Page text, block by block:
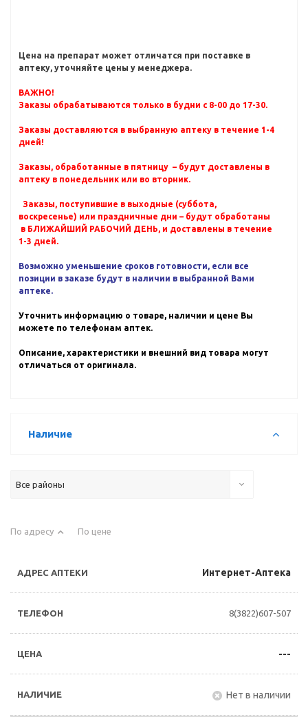
Цена на препарат может отличатся при поставке в
аптеку, уточняйте цены у менеджера.
ВАЖНО!
Заказы обрабатываются только в будни с 8-00 до 17-30.
Заказы доставляются в выбранную аптеку в течение 1-4
дней!
Заказы, обработанные в пятницу – будут доставлены в
аптеку в понедельник или во вторник.
Заказы, поступившие в выходные (суббота,
воскресенье) или праздничные дни – будут обработаны
в БЛИЖАЙШИЙ РАБОЧИЙ ДЕНЬ, и доставлены в течение
1-3 дней.
Возможно уменьшение сроков готовности, если все
позиции в заказе будут в наличии в выбранной Вами
аптеке.
Уточнить информацию о товаре, наличии и цене Вы
можете по телефонам аптек.
Описание, характеристики и внешний вид товара могут
отличаться от оригинала.
Наличие
Все районы
По адресу По цене
Интернет-Аптека
8(3822)607-507
---
Нет в наличии